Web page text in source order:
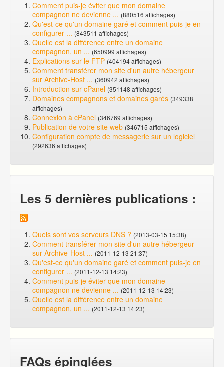
Comment puis-je éviter que mon domaine
compagnon ne devienne ... (880516 affichages)
Qu'est-ce qu'un domaine garé et comment puis-je en
configurer ... (843511 affichages)
Quelle est la différence entre un domaine
compagnon, un ... (650999 affichages)
Explications sur le FTP (404194 affichages)
Comment transférer mon site d'un autre hébergeur
sur Archive-Host ... (360942 affichages)
Introduction sur cPanel (351148 affichages)
Domaines compagnons et domaines garés (349338
affichages)
Connexion à cPanel (346769 affichages)
Publication de votre site web (346715 affichages)
Configuration compte de messagerie sur un logiciel
(292636 affichages)
Les 5 dernières publications :
Quels sont vos serveurs DNS ? (2013-03-15 15:38)
Comment transférer mon site d'un autre hébergeur
sur Archive-Host ... (2011-12-13 21:37)
Qu'est-ce qu'un domaine garé et comment puis-je en
configurer ... (2011-12-13 14:23)
Comment puis-je éviter que mon domaine
compagnon ne devienne ... (2011-12-13 14:23)
Quelle est la différence entre un domaine
compagnon, un ... (2011-12-13 14:23)
FAQs épinglées